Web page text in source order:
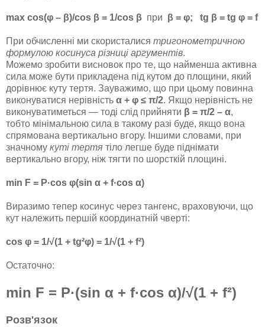
max cos(φ – β)/cos β = 1/cos β при β = φ; tg β = tg φ = f
При обчисленні ми скористалися тригонометричною
формулою косинуса різниці аргументів.
Можемо зробити висновок про те, що найменша активна
сила може бути прикладена під кутом до площини, який
дорівнює куту тертя. Зауважимо, що при цьому повинна
виконуватися нерівність α + φ ≤ π/2. Якщо нерівність не
виконуватиметься — тоді слід прийняти β = π/2 – α,
тобто мінімальною сила в такому разі буде, якщо вона
спрямована вертикально вгору. Іншими словами, при
значному куті тертя тіло легше буде піднімати
вертикально вгору, ніж тягти по шорсткій площині.
min F = P·cos φ(sin α + f·cos α)
Виразимо тепер косинус через тангенс, враховуючи, що
кут належить першій координатній чверті:
cos φ = 1/√(1 + tg²φ) = 1/√(1 + f²)
Остаточно:
min F = P·(sin α + f·cos α)/√(1 + f²)
Розв'язок